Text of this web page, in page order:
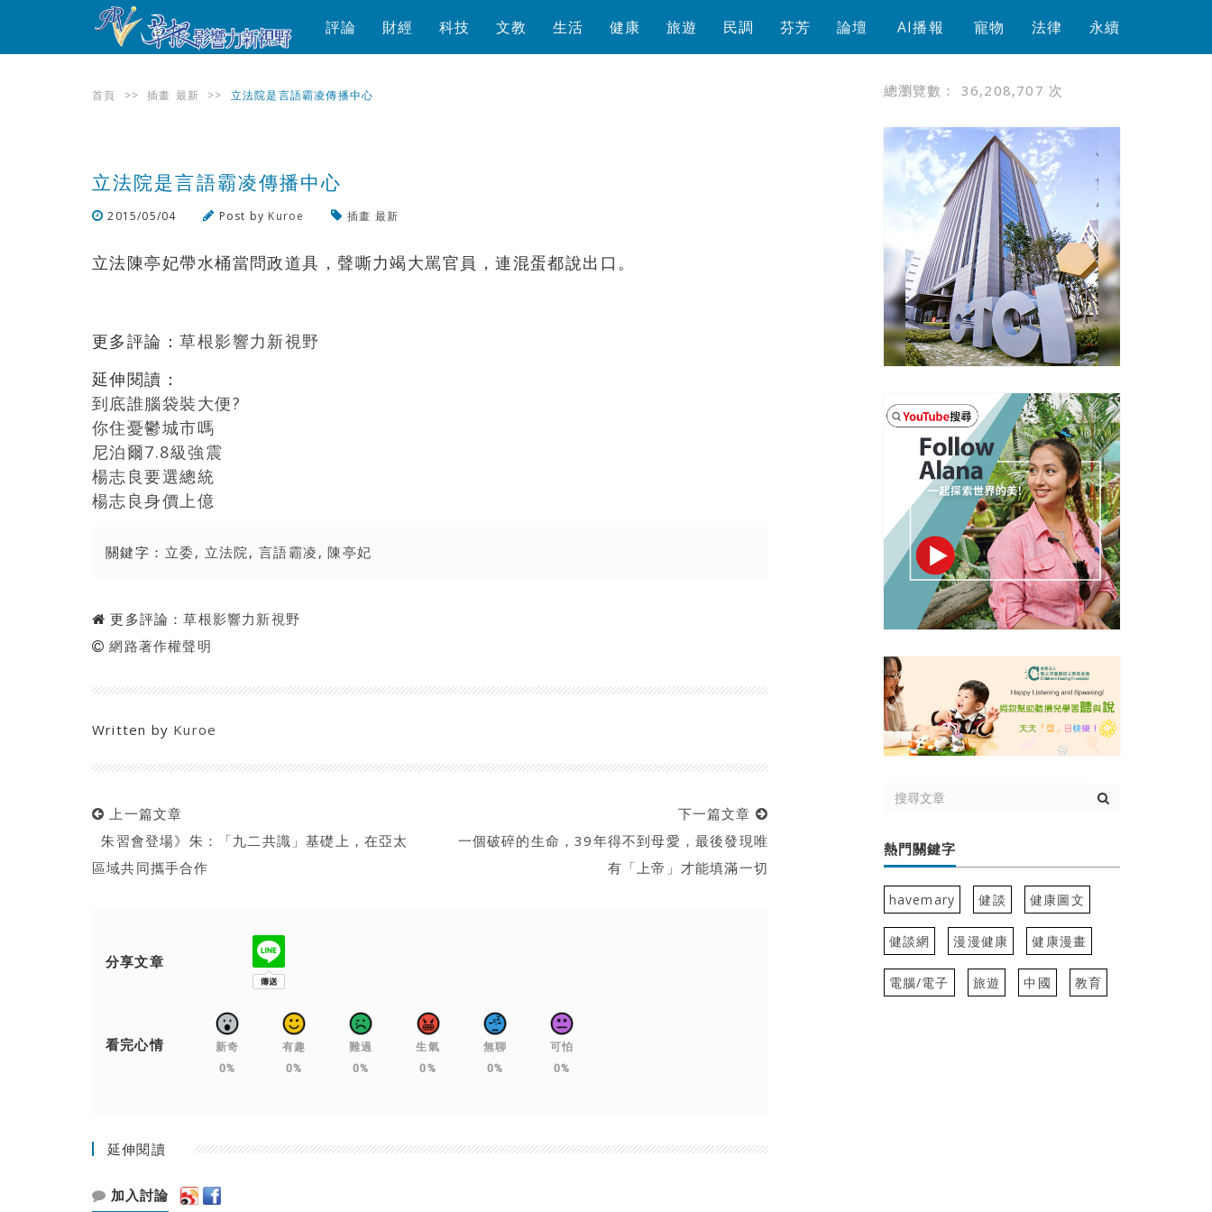
評論 財經 科技 文教 生活 健康 旅遊 民調 芬芳 論壇 AI播報 寵物 法律 永續
首頁 >> 插畫 最新 >> 立法院是言語霸凌傳播中心
立法院是言語霸凌傳播中心
2015/05/04 Post by Kuroe 插畫 最新
立法陳亭妃帶水桶當問政道具，聲嘶力竭大駡官員，連混蛋都說出口。
更多評論：草根影響力新視野
延伸閱讀：
到底誰腦袋裝大便?
你住憂鬱城市嗎
尼泊爾7.8級強震
楊志良要選總統
楊志良身價上億
關鍵字： 立委, 立法院, 言語霸凌 ,陳亭妃
更多評論：草根影響力新視野
網路著作權聲明
Written by Kuroe
上一篇文章
朱習會登場》朱：「九二共識」基礎上，在亞太
區域共同攜手合作
下一篇文章
一個破碎的生命，39年得不到母愛，最後發現唯
有「上帝」才能填滿一切
分享文章
看完心情
新奇
0%
有趣
0%
難過
0%
生氣
0%
無聊
0%
可怕
0%
延伸閱讀
加入討論
總瀏覽數： 36,208,707 次
熱門關鍵字
havemary 健談 健康圖文
健談網 漫漫健康 健康漫畫
電腦/電子 旅遊 中國 教育